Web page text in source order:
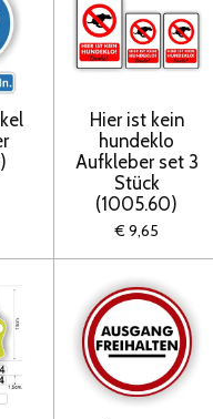
Hier ist kein
hundeklo
Aufkleber set 3
Stück
(1005.60)
€ 9,65